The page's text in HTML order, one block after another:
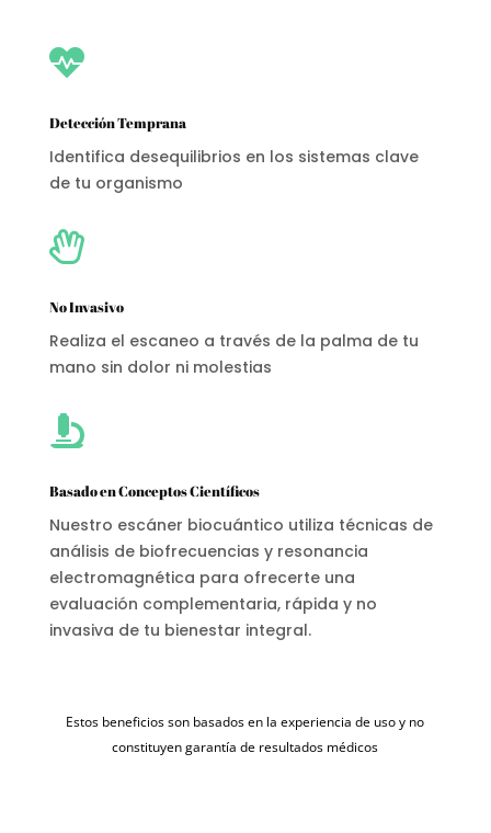

Detección Temprana
Identifica desequilibrios en los sistemas clave
de tu organismo

No Invasivo
Realiza el escaneo a través de la palma de tu
mano sin dolor ni molestias

Basado en Conceptos Científicos
Nuestro escáner biocuántico utiliza técnicas de
análisis de biofrecuencias y resonancia
electromagnética para ofrecerte una
evaluación complementaria, rápida y no
invasiva de tu bienestar integral.
Estos beneficios son basados en la experiencia de uso y no
constituyen garantía de resultados médicos